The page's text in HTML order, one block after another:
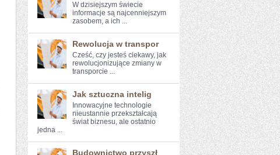
W dzisiejszym świecie
informacje są najcenniejszym⁣
zasobem, a ich ...
Rewolucja w transpor
Cześć, czy jesteś ciekawy, ⁤jak⁢
rewolucjonizujące‍ zmiany⁢ w
transporcie​ ...
Jak sztuczna intelig
Innowacyjne technologie
nieustannie przekształcają
świat biznesu, ale ostatnio
jedna ...
Budownictwo przyszł